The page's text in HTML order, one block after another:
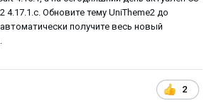
4.17.1.c. Обновите тему UniTheme2 до
получите весь новый
2